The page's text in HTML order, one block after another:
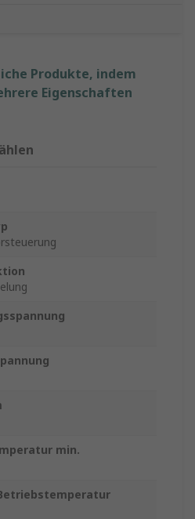
Produkte, indem
Eigenschaften
min.